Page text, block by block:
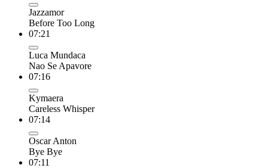
Jazzamor
Before Too Long
07:21
Luca Mundaca
Nao Se Apavore
07:16
Kymaera
Careless Whisper
07:14
Oscar Anton
Bye Bye
07:11